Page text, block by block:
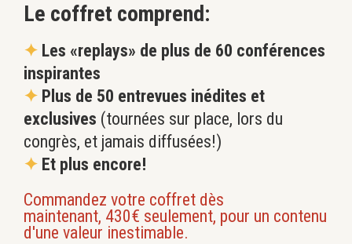
Le coffret comprend:
✦ Les «replays» de plus de 60 conférences
inspirantes
✦ Plus de 50 entrevues inédites et
exclusives (tournées sur place, lors du
congrès, et jamais diffusées!)
✦ Et plus encore!
Commandez votre coffret dès
maintenant, 430€ seulement, pour un contenu
d'une valeur inestimable.